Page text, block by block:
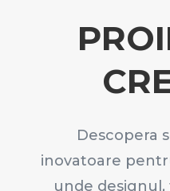
Descopera
inovatoare
unde